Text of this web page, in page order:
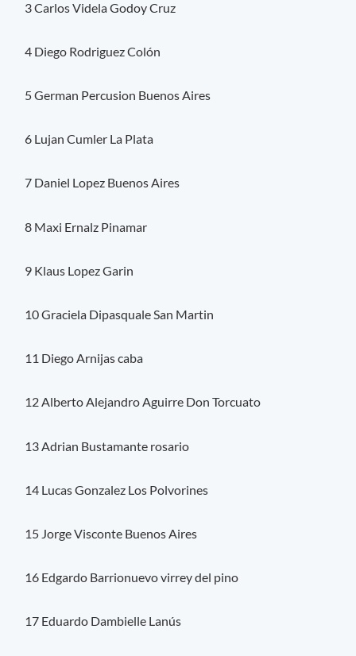
3 Carlos Videla Godoy Cruz
4 Diego Rodriguez Colón
5 German Percusion Buenos Aires
6 Lujan Cumler La Plata
7 Daniel Lopez Buenos Aires
8 Maxi Ernalz Pinamar
9 Klaus Lopez Garin
10 Graciela Dipasquale San Martin
11 Diego Arnijas caba
12 Alberto Alejandro Aguirre Don Torcuato
13 Adrian Bustamante rosario
14 Lucas Gonzalez Los Polvorines
15 Jorge Visconte Buenos Aires
16 Edgardo Barrionuevo virrey del pino
17 Eduardo Dambielle Lanús